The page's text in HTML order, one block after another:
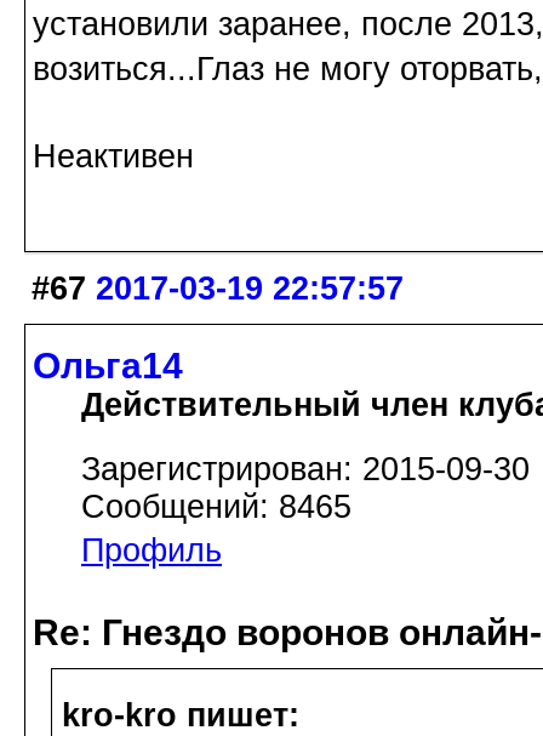
установили заранее, после
возиться...Глаз не могу
Неактивен
#67 2017-03-19 22:57:57
Ольга14
Действительный член
Зарегистрирован: 2015-09-30
Сообщений: 8465
Профиль
Re: Гнездо воронов
kro-kro пишет: